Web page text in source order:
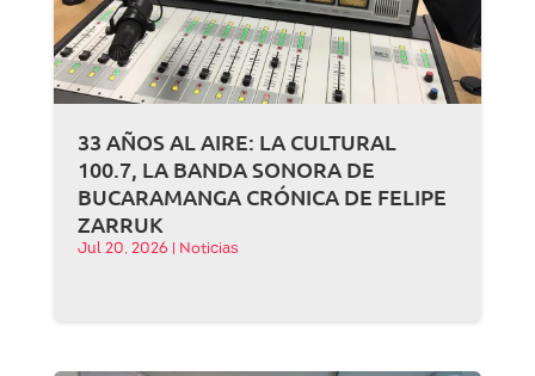
33 AÑOS AL AIRE: LA CULTURAL
100.7, LA BANDA SONORA DE
BUCARAMANGA CRÓNICA DE FELIPE
ZARRUK
Jul 20, 2026 Noticias